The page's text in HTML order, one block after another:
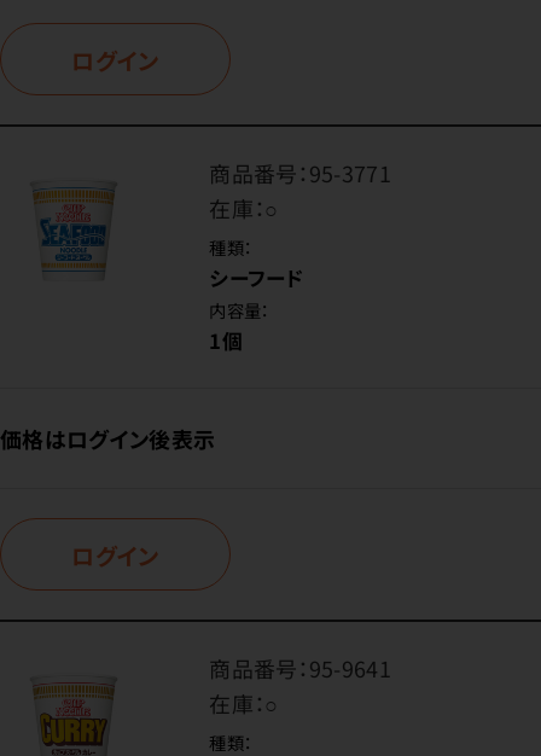
ログイン
商品番号：95-3771
在庫：○
種類：
シーフード
内容量：
1個
価格はログイン後表示
ログイン
商品番号：95-9641
在庫：○
種類：